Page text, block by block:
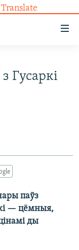
Translate
Гусаркі
паўз
— цёмныя,
ды